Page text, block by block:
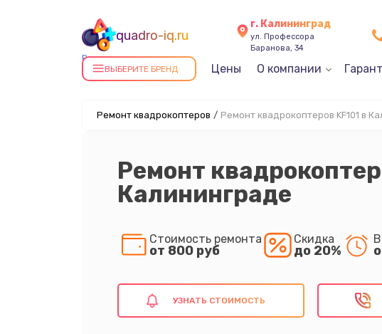
quadro-iq.ru
Ремонт квадрокоптеров в
Калининграде
г. Калининград
ул. Профессора
Баранова, 34
ВЫБЕРИТЕ БРЕНД Цены О компании
Ремонт квадрокоптеров / Ремонт квадрокоптеров KF101 в
Ремонт
Калининграде
Стоимость ремонта
от 800 руб
Скидка
до 20%
УЗНАТЬ СТОИМОСТЬ